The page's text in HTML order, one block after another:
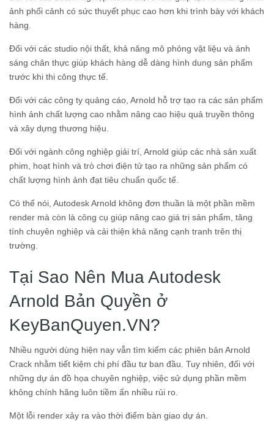
ảnh phối cảnh có sức thuyết phục cao hơn khi trình bày với khách
hàng.
Đối với các studio nội thất, khả năng mô phỏng vật liệu và ánh
sáng chân thực giúp khách hàng dễ dàng hình dung sản phẩm
trước khi thi công thực tế.
Đối với các công ty quảng cáo, Arnold hỗ trợ tạo ra các sản phẩm
hình ảnh chất lượng cao nhằm nâng cao hiệu quả truyền thông
và xây dựng thương hiệu.
Đối với ngành công nghiệp giải trí, Arnold giúp các nhà sản xuất
phim, hoạt hình và trò chơi điện tử tạo ra những sản phẩm có
chất lượng hình ảnh đạt tiêu chuẩn quốc tế.
Có thể nói, Autodesk Arnold không đơn thuần là một phần mềm
render mà còn là công cụ giúp nâng cao giá trị sản phẩm, tăng
tính chuyên nghiệp và cải thiện khả năng cạnh tranh trên thị
trường.
Tại Sao Nên Mua Autodesk
Arnold Bản Quyền ở
KeyBanQuyen.VN?
Nhiều người dùng hiện nay vẫn tìm kiếm các phiên bản Arnold
Crack nhằm tiết kiệm chi phí đầu tư ban đầu. Tuy nhiên, đối với
những dự án đồ họa chuyên nghiệp, việc sử dụng phần mềm
không chính hãng luôn tiềm ẩn nhiều rủi ro.
Một lỗi render xảy ra vào thời điểm bàn giao dự án.